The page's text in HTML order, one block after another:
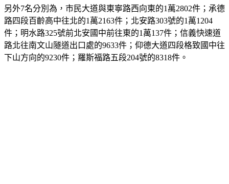
另外7名分別為，市民大道與東寧路西向東的1萬2802件；承德
路四段百齡高中往北的1萬2163件；北安路303號的1萬1204
件；明水路325號前北安國中前往東的1萬137件；信義快速道
路北往南文山隧道出口處的9633件；仰德大道四段格致國中往
下山方向的9230件；羅斯福路五段204號的8318件。